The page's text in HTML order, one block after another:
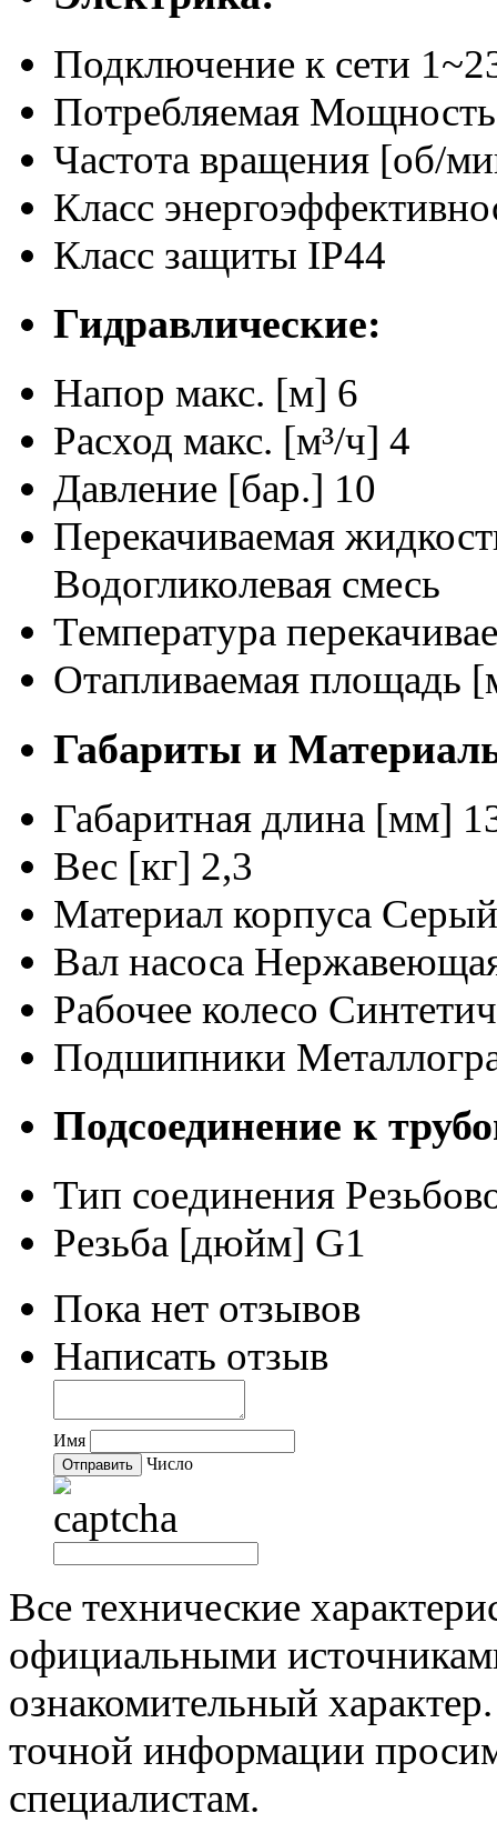
Подключение к сети
Потребляемая
Частота вращения [об/
Класс
Класс защиты IP44
Гидравлические:
Напор макс. [м] 6
Расход макс. [м³/ч] 4
Давление [бар.] 10
Перекачиваемая
Водогликолевая смесь
Температура
Отапливаемая площадь
Габариты и
Габаритная длина [мм]
Вес [кг] 2,3
Материал корпуса
Вал насоса
Рабочее колесо
Подшипники
Подсоединение к
Тип соединения
Резьба [дюйм] G1
Пока нет отзывов
Написать отзыв
Имя
Число
Все технические
официальными
ознакомительный
точной информации
специалистам.